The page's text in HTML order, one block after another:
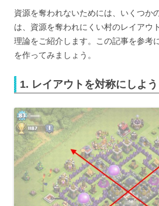
資源を奪われないためには、いくつか
は、資源を奪われにくい村のレイアウ
理論をご紹介します。この記事を参考
を作ってみましょう。
1. レイアウトを対称にしよう